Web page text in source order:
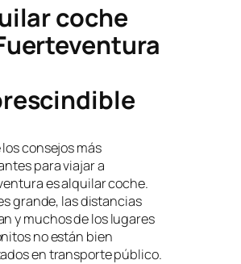
coche
los consejos más
para viajar a
es alquilar coche.
grande, las distancias
y muchos de los lugares
no están bien
en transporte público.